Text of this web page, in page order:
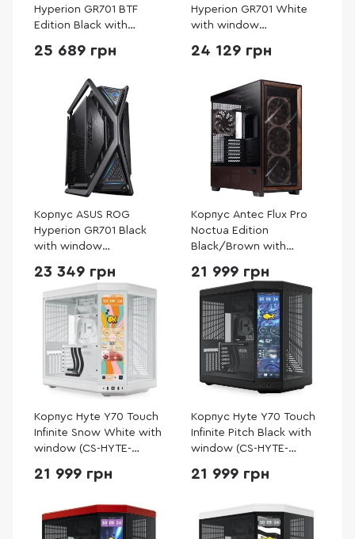
Hyperion GR701 BTF
Edition Black with
B39020)
25 689 грн
Hyperion GR701 White
with window
24 129 грн
Корпус ASUS ROG
Hyperion GR701 Black
with window
23 349 грн
Корпус Antec Flux Pro
Noctua Edition
Black/Brown with
Noctua Edition)
21 999 грн
Корпус Hyte Y70 Touch
Infinite Snow White with
window (CS-HYTE-
21 999 грн
Корпус Hyte Y70 Touch
Infinite Pitch Black with
window (CS-HYTE-
21 999 грн